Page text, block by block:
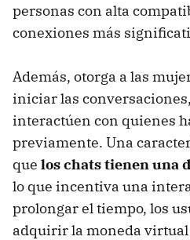
personas con alta
conexiones más
Además, otorga a las
iniciar las
interactúen con quienes
previamente. Una
que los chats tienen una
lo que incentiva una
prolongar el tiempo, los
adquirir la moneda